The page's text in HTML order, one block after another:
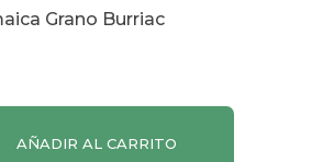
Grano Burriac
AÑADIR AL CARRITO